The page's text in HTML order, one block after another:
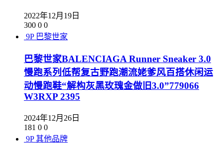
2022年12月19日
300 0 0
9P 巴黎世家
巴黎世家BALENCIAGA Runner Sneaker 3.0
慢跑系列低帮复古野跑潮流姥爹风百搭休闲运
动慢跑鞋“解构灰黑玫瑰金做旧3.0”779066
W3RXP 2395
2024年12月26日
181 0 0
9P 其他品牌